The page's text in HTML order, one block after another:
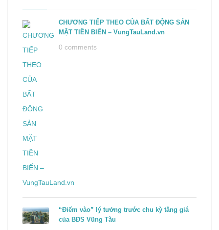
CHƯƠNG TIẾP THEO CỦA BẤT ĐỘNG SẢN
MẶT TIỀN BIỂN – VungTauLand.vn
0 comments
“Điểm vào” lý tưởng trước chu kỳ tăng giá
của BĐS Vũng Tàu